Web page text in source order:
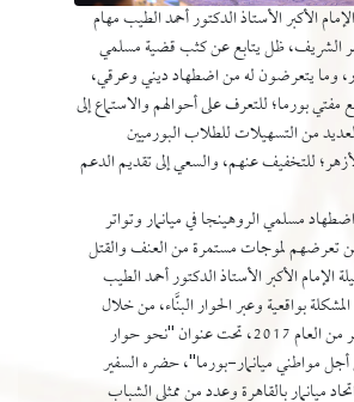
الأكبر الأستاذ الدكتور أحمد الطيب مهام
الشريف، ظل يتابع عن كثب قضية مسلمي
وما يتعرضون له من اضطهاد ديني وعرقي،
بورما؛ للتعرف على أحوالهم والاستماع إلى
من التسهيلات للطلاب البورميين
للتخفيف عنهم، والسعي إلى تقديم الدعم
مسلمي الروهينجا في ميانمار وتواتر
عن تعرضهم لموجات مستمرة من العنف والقتل
الإمام الأكبر الأستاذ الدكتور أحمد الطيب
بواقعية وعبر الحوار البنَّاء، من خلال
مؤتمر عقد في 3 يناير من العام 2017، تحت عنوان "نحو حوار
مواطني ميانمار-بورما"، حضره السفير
ميانمار بالقاهرة وعدد من ممثلي الشباب